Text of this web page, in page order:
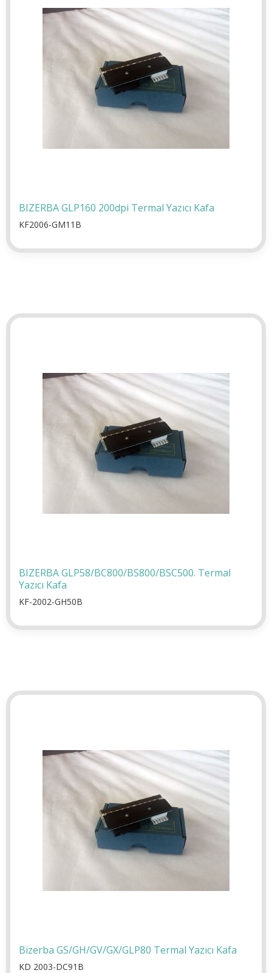
BIZERBA GLP160 200dpi Termal Yazıcı Kafa
KF2006-GM11B
BIZERBA GLP58/BC800/BS800/BSC500. Termal
Yazıcı Kafa
KF-2002-GH50B
Bizerba GS/GH/GV/GX/GLP80 Termal Yazıcı Kafa
KD 2003-DC91B